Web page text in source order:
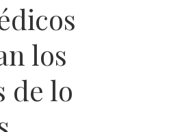
los
de lo